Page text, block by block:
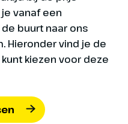
nemen we
ons hotel in Istrië.
terug via Slovenië
Duitsland.
vanaf een
buurt naar ons
Hieronder vind je de
kiezen voor deze